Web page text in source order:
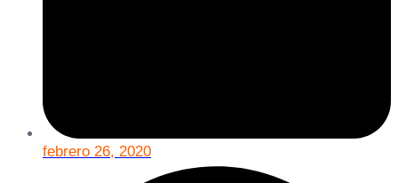
febrero 26, 2020